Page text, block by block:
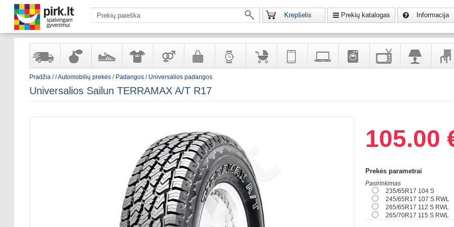
Krepšelis Prekių katalogas Informacija
sandėlyje
ir
kosmetika
ir
aksesuarai
suaugusiems
papuošalai
ir ryšio
namų
Pradžia//Automobilių prekės/ Padangos/ Universalios padangos
Universalios Sailun TERRAMAX A/T R17
105.00
Prekės parametrai
Pasirinkimas
235/65R17 104 S
245/65R17 107 S RWL
265/65R17 112 S RWL
265/70R17 115 S RWL